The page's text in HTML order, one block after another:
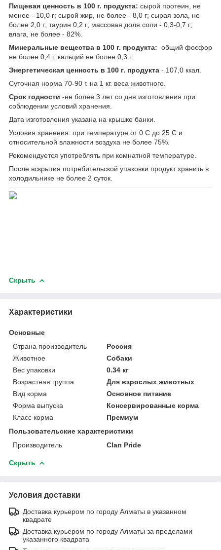
Пищевая ценность в 100 г. продукта: сырой протеин, не
менее - 10,0 г; сырой жир, не более - 8,0 г; сырая зола, не
более 2,0 г; таурин 0,2 г; массовая доля соли - 0,3-0,7 г;
влага, не более - 82%.
Минеральные вещества в 100 г. продукта: общий фосфор
не более 0,4 г, кальций не более 0,3 г.
Энергетическая ценность в 100 г. продукта - 107,0 ккал.
Суточная норма 70-90 г. на 1 кг. веса животного.
Срок годности -не более 3 лет со дня изготовления при
соблюдении условий хранения.
Дата изготовления указана на крышке банки.
Условия хранения: при температуре от 0 С до 25 С и
относительной влажности воздуха не более 75%.
Рекомендуется употреблять при комнатной температуре.
После вскрытия потребительской упаковки продукт хранить в
холодильнике не более 2 суток.
Скрыть
Характеристики
Основные
Страна производитель
Россия
Животное
Собаки
Вес упаковки
0.34 кг
Возрастная группа
Для взрослых животных
Вид корма
Основное питание
Форма выпуска
Консервированные корма
Класс корма
Премиум
Пользовательские характеристики
Производитель
Clan Pride
Скрыть
Условия доставки
Доставка курьером по городу Алматы в указанном
квадрате
Доставка курьером по городу Алматы за пределами
указанного квадрата